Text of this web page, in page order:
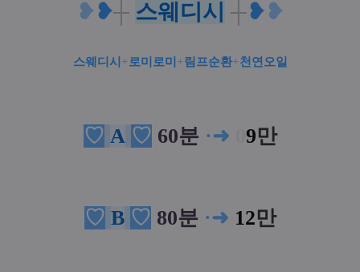
❥❥┼ 스웨디시 ┼❥❥
스웨디시 +로미로미 +림프순환+천연오일
♡ A ♡ 60분 ·➜ 9만
♡ B ♡ 80분 ·➜ 12만